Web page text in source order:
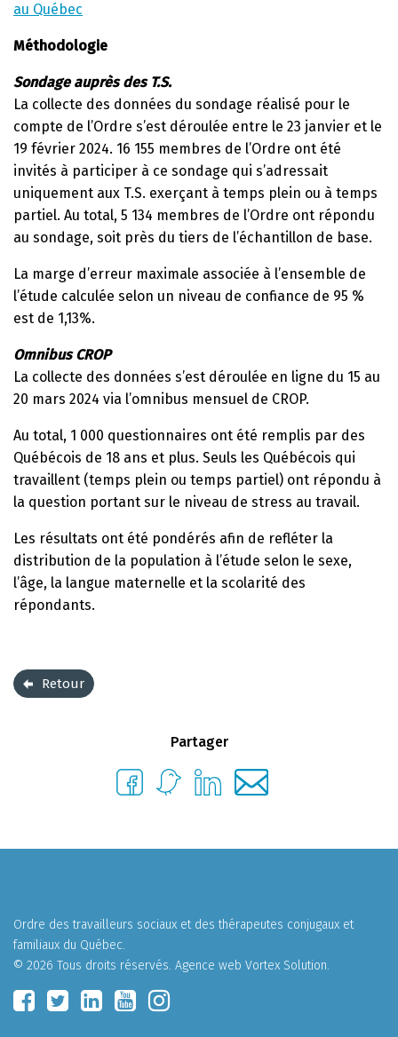
au Québec
Méthodologie
Sondage auprès des T.S.
La collecte des données du sondage réalisé pour le
compte de l’Ordre s’est déroulée entre le 23 janvier et le
19 février 2024. 16 155 membres de l’Ordre ont été
invités à participer à ce sondage qui s’adressait
uniquement aux T.S. exerçant à temps plein ou à temps
partiel. Au total, 5 134 membres de l’Ordre ont répondu
au sondage, soit près du tiers de l’échantillon de base.
La marge d’erreur maximale associée à l’ensemble de
l’étude calculée selon un niveau de confiance de 95 %
est de 1,13%.
Omnibus CROP
La collecte des données s’est déroulée en ligne du 15 au
20 mars 2024 via l’omnibus mensuel de CROP.
Au total, 1 000 questionnaires ont été remplis par des
Québécois de 18 ans et plus. Seuls les Québécois qui
travaillent (temps plein ou temps partiel) ont répondu à
la question portant sur le niveau de stress au travail.
Les résultats ont été pondérés afin de refléter la
distribution de la population à l’étude selon le sexe,
l’âge, la langue maternelle et la scolarité des
répondants.
Retour
Partager
Ordre des travailleurs sociaux et des thérapeutes conjugaux et
familiaux du Québec.
© 2026 Tous droits réservés. Agence web Vortex Solution.